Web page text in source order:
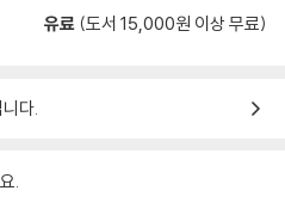
유료 (도서 15,000원 이상 무료)
다.
.